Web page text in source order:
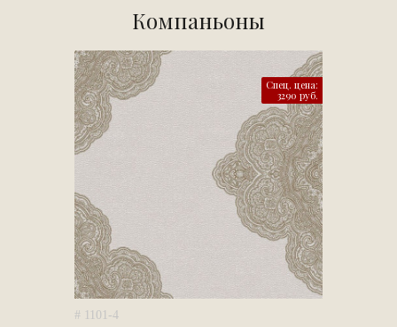
Компаньоны
Спец. цена:
3290 руб.
# 1101-4